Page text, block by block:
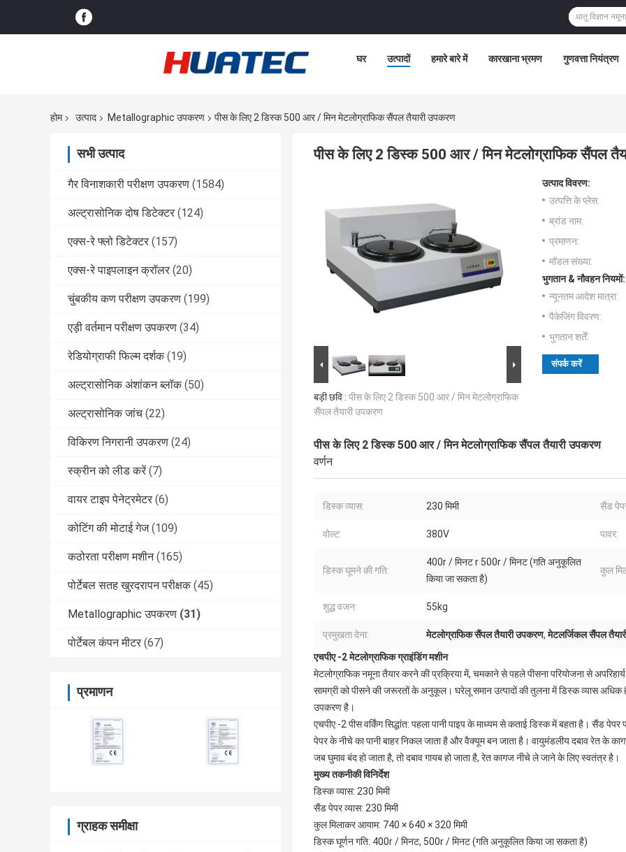
घर उत्पादों हमारे बारे में कारखाना भ्रमण गुणवत्ता नियंत्रण
होम उत्पाद Metallographic उपकरण पीस के लिए 2 डिस्क 500 आर / मिन मेटलोग्राफिक सैंपल तैयारी उपकरण
सभी उत्पाद
गैर विनाशकारी परीक्षण उपकरण (1584)
अल्ट्रासोनिक दोष डिटेक्टर (124)
एक्स-रे फ्लो डिटेक्टर (157)
एक्स-रे पाइपलाइन क्रॉलर (20)
चुंबकीय कण परीक्षण उपकरण (199)
एड़ी वर्तमान परीक्षण उपकरण (34)
रेडियोग्राफी फिल्म दर्शक (19)
अल्ट्रासोनिक अंशांकन ब्लॉक (50)
अल्ट्रासोनिक जांच (22)
विकिरण निगरानी उपकरण (24)
स्क्रीन को लीड करें (7)
वायर टाइप पेनेट्रमेटर (6)
कोटिंग की मोटाई गेज (109)
कठोरता परीक्षण मशीन (165)
पोर्टेबल सतह खुरदरापन परीक्षक (45)
Metallographic उपकरण (31)
पोर्टेबल कंपन मीटर (67)
प्रमाणन
ग्राहक समीक्षा
पीस के लिए 2 डिस्क 500 आर / मिन मेटलोग्राफिक सैंपल
बड़ी छवि : पीस के लिए 2 डिस्क 500 आर / मिन मेटलोग्राफिक
सैंपल तैयारी उपकरण
उत्पाद विवरण:
उत्पत्ति के प्लेस:
ब्रांड नाम:
प्रमाणन:
मॉडल संख्या:
भुगतान & नौवहन नियमों:
न्यूनतम आदेश मात्रा:
पैकेजिंग विवरण:
भुगतान शर्तें:
संपर्क करें
पीस के लिए 2 डिस्क 500 आर / मिन मेटलोग्राफिक सैंपल तैयारी उपकरण
वर्णन
डिस्क व्यास: 230 मिमी सैंड
वोल्ट: 380V पावर:
डिस्क घूमने की गति:
400r / मिनट r 500r / मिनट (गति अनुकूलित
किया जा सकता है)
कुल
शुद्ध वजन: 55kg
प्रमुखता देना: मेटलोग्राफिक सैंपल तैयारी उपकरण,मेटलर्जिकल सैंपल
एचपीए -2मेटलोग्राफिक ग्राइंडिंग मशीन
मेटलोग्राफिक नमूना तैयार करने की प्रक्रिया में, चमकाने से पहले पीसना परियोजना से
सामग्री को पीसने की जरूरतों के अनुकूल। घरेलू समान उत्पादों की तुलना में डिस्क व्यास
उपकरण है।
एचपीए -2 पीस वर्किंग सिद्धांत: पहला पानी पाइप के माध्यम से कताई डिस्क में बहता है। सैंड
पेपर के नीचे का पानी बाहर निकल जाता है और वैक्यूम बन जाता है। वायुमंडलीय दबाव रेत के
जब घुमाव बंद हो जाता है, तो दबाव गायब हो जाता है, रेत कागज नीचे ले जाने के लिए स्वतंत्र है।
मुख्य तकनीकी विनिर्देश
डिस्क व्यास: 230 मिमी
सैंड पेपर व्यास: 230 मिमी
कुल मिलाकर आयाम: 740 × 640 × 320 मिमी
डिस्क घूर्णन गति: 400r / मिनट, 500r / मिनट (गति अनुकूलित किया जा सकता है)